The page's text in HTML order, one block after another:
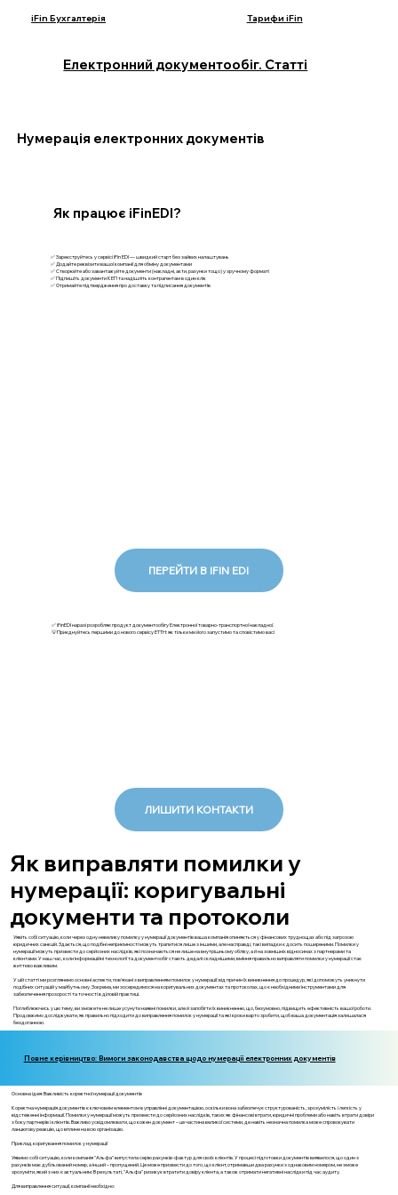
iFin Бухгалтерія Тарифи iFin
Електронний документообіг. Статті
Нумерація електронних документів
✅ Зареєструйтесь у сервісі iFin EDI — швидкий старт без зайвих налаштувань
✅ Додайте реквізити вашої компанії для обміну документами
✅ Створюйте або завантажуйте документи (накладні, акти, рахунки тощо) у зручному форматі
✅ Підпишіть документи КЕП та надішліть контрагентам в один клік
✅ Отримайте підтвердження про доставку та підписання документів
Як працює iFinEDI?
ПЕРЕЙТИ В IFIN EDI
✅ iFinEDI наразі розробляє продукт документообігу Електронної товарно-транспортної накладної.
💡Приєднуйтесь першими до нового сервісу ЕТТН: як тільки ми його запустимо та сповістимо вас!
ЛИШИТИ КОНТАКТИ
Як виправляти помилки у
нумерації: коригувальні
документи та протоколи
Уявіть собі ситуацію, коли через одну невелику помилку у нумерації документів ваша компанія опиняється у фінансових труднощах або під загрозою
юридичних санкцій. Здається, що подібні неприємності можуть трапитися лише з іншими, але насправді, такі випадки є досить поширеними. Помилки у
нумерації можуть призвести до серйозних наслідків, які позначаються не лише на внутрішньому обліку, а й на зовнішніх відносинах з партнерами та
клієнтами. У наш час, коли інформаційні технології та документообіг стають дедалі складнішими, вміння правильно виправляти помилки у нумерації стає
життєво важливим.
У цій статті ми розглянемо основні аспекти, пов'язані з виправленням помилок у нумерації: від причин їх виникнення до процедур, які допоможуть уникнути
подібних ситуацій у майбутньому. Зокрема, ми зосередимося на коригувальних документах та протоколах, що є необхідними інструментами для
забезпечення прозорості та точності в діловій практиці.
Поглиблюючись у цю тему, ви зможете не лише усунути наявні помилки, але й запобігти їх виникненню, що, безумовно, підвищить ефективність вашої роботи.
Продовжимо досліджувати, як правильно підходити до виправлення помилок у нумерації та які кроки варто зробити, щоб ваша документація залишалася
бездоганною.
Повне керівництво: Вимоги законодавства щодо нумерації електронних документів
Основна ідея: Важливість коректної нумерації документів
Коректна нумерація документів є ключовим елементом в управлінні документацією, оскільки вона забезпечує структурованість, зрозумілість і легкість у
відстеженні інформації. Помилки у нумерації можуть призвести до серйозних наслідків, таких як фінансові втрати, юридичні проблеми або навіть втрати довіри
з боку партнерів і клієнтів. Важливо усвідомлювати, що кожен документ – це частина великої системи, де навіть незначна помилка може спровокувати
ланцюгову реакцію, що вплине на всю організацію.
Приклад коригування помилок у нумерації
Уявимо собі ситуацію, коли компанія "Альфа" випустила серію рахунків-фактур для своїх клієнтів. У процесі підготовки документів виявилося, що один з
рахунків має дубльований номер, а інший – пропущений. Це може призвести до того, що клієнт, отримавши два рахунки з однаковим номером, не зможе
зрозуміти, який з них є актуальним. В результаті, "Альфа" ризикує втратити довіру клієнта, а також отримати негативні наслідки під час аудиту.
Для виправлення ситуації, компанії необхідно: